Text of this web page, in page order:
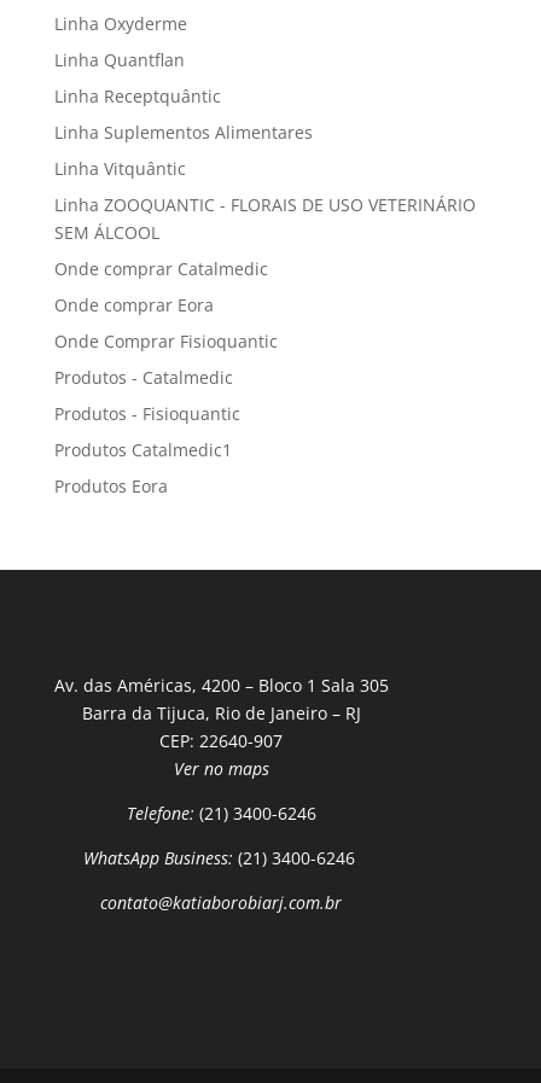
Linha Oxyderme
Linha Quantflan
Linha Receptquântic
Linha Suplementos Alimentares
Linha Vitquântic
Linha ZOOQUANTIC - FLORAIS DE USO VETERINÁRIO
SEM ÁLCOOL
Onde comprar Catalmedic
Onde comprar Eora
Onde Comprar Fisioquantic
Produtos - Catalmedic
Produtos - Fisioquantic
Produtos Catalmedic1
Produtos Eora
Av. das Américas, 4200 – Bloco 1 Sala 305
Barra da Tijuca, Rio de Janeiro – RJ
CEP: 22640-907
Ver no maps
Telefone: (21) 3400-6246
WhatsApp Business: (21) 3400-6246
contato@katiaborobiarj.com.br